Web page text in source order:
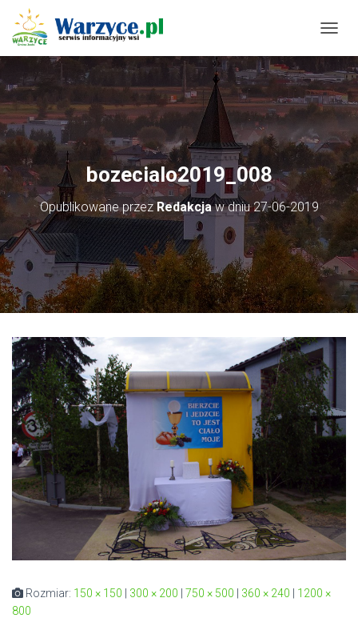
R
Z
E
Ł
Z
A
I
G
A
J
bozecialo2019_008
Opublikowane przezRedakcjaw dniu27-06-2019
Rozmiar: 150 × 150 300 × 200 750 × 500 360 × 240
1200 ×
800